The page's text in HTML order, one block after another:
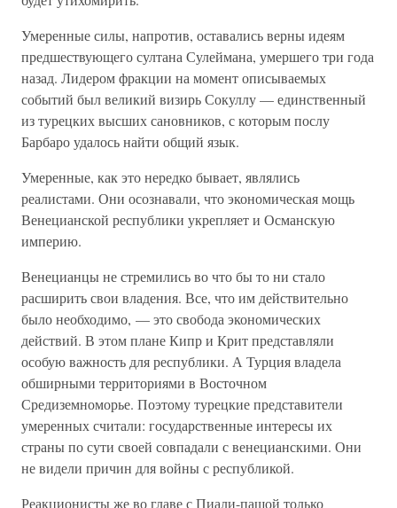
Умеренные силы, напротив, оставались верны идеям
предшествующего султана Сулеймана, умершего три года
назад. Лидером фракции на момент описываемых
событий был великий визирь Сокуллу — единственный
из турецких высших сановников, с которым послу
Барбаро удалось найти общий язык.
Умеренные, как это нередко бывает, являлись
реалистами. Они осознавали, что экономическая мощь
Венецианской республики укрепляет и Османскую
империю.
Венецианцы не стремились во что бы то ни стало
расширить свои владения. Все, что им действительно
было необходимо, — это свобода экономических
действий. В этом плане Кипр и Крит представляли
особую важность для республики. А Турция владела
обширными территориями в Восточном
Средиземноморье. Поэтому турецкие представители
умеренных считали: государственные интересы их
страны по сути своей совпадали с венецианскими. Они
не видели причин для войны с республикой.
Реакционисты же во главе с Пиали-пашой только